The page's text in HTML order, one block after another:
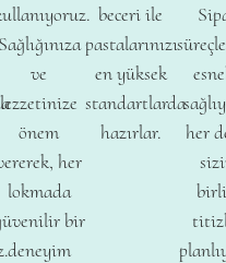
Sağlığınıza
ve
lezzetinize
önem
her
lokmada
bir
deneyim
beceri ile
pastalarınızı
en yüksek
standartlarda
hazırlar.
her